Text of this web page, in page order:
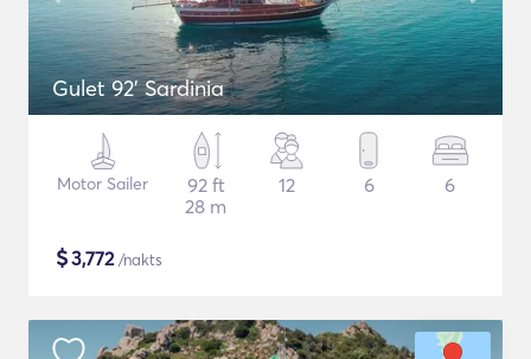
Gulet 92' Sardinia
Motor Sailer
92 ft
28 m
12 6 6
$3,772/nakts